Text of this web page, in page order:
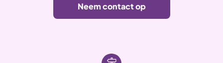
Neem contact op